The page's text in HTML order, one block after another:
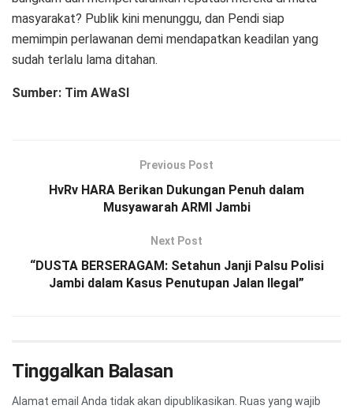
masyarakat? Publik kini menunggu, dan Pendi siap
memimpin perlawanan demi mendapatkan keadilan yang
sudah terlalu lama ditahan.
Sumber: Tim AWaSI
Previous Post
HvRv HARA Berikan Dukungan Penuh dalam
Musyawarah ARMI Jambi
Next Post
“DUSTA BERSERAGAM: Setahun Janji Palsu Polisi
Jambi dalam Kasus Penutupan Jalan Ilegal”
Tinggalkan Balasan
Alamat email Anda tidak akan dipublikasikan. Ruas yang wajib